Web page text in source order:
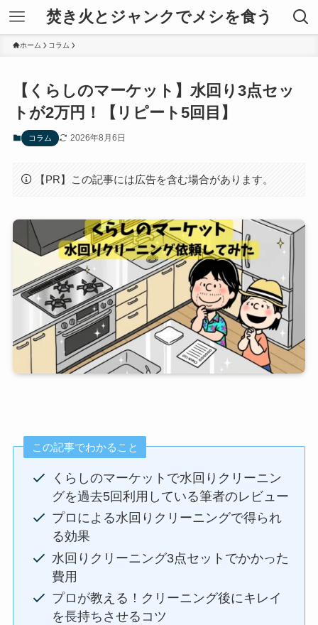
焚き火とジャンクでメシを食う
ホーム コラム
【くらしのマーケット】水回り3点セッ
トが2万円！【リピート5回目】
コラム 2026年8月6日
【PR】この記事には広告を含む場合があります。
この記事でわかること
くらしのマーケットで水回りクリーニン
グを過去5回利用している筆者のレビュー
プロによる水回りクリーニングで得られ
る効果
水回りクリーニング3点セットでかかった
費用
プロが教える！クリーニング後にキレイ
を長持ちさせるコツ